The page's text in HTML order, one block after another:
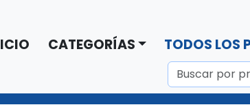
CATEGORÍAS TODOS LOS